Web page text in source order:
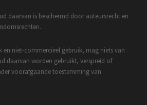
daarvan is beschermd door auteursrecht en
en niet-commercieel gebruik, mag niets van
daarvan worden gebruikt, verspreid of
voorafgaande toestemming van